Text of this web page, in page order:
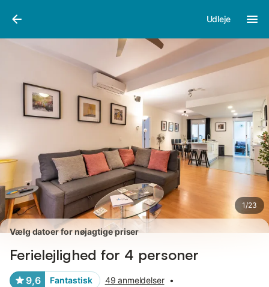
Udleje
1/23
Billeder
Vælg datoer for nøjagtige priser
Ferielejlighed for 4 personer
9,6 Fantastisk 49 anmeldelser •